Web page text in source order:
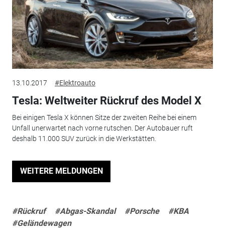
13.10.2017 #Elektroauto
Tesla: Weltweiter Rückruf des Model X
Bei einigen Tesla X können Sitze der zweiten Reihe bei einem
Unfall unerwartet nach vorne rutschen. Der Autobauer ruft
deshalb 11.000 SUV zurück in die Werkstätten.
WEITERE MELDUNGEN
#Rückruf #Abgas-Skandal #Porsche
#KBA
#Geländewagen